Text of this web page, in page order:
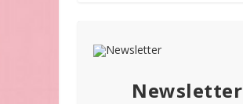
Newsletter